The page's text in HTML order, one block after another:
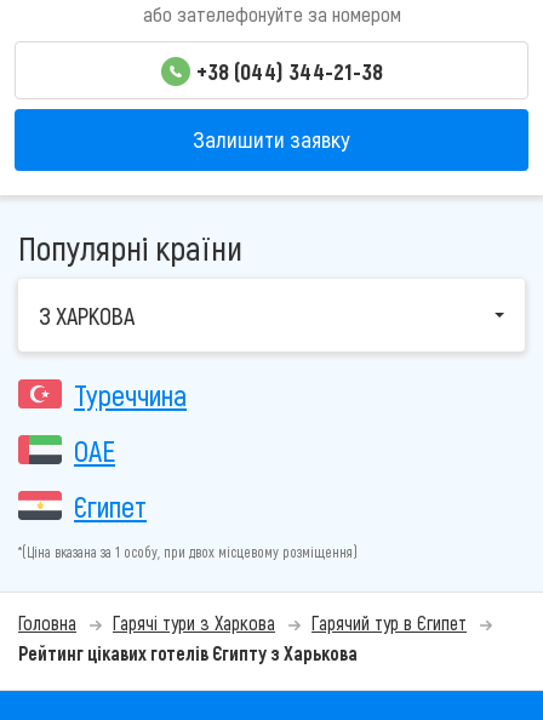
або зателефонуйте за номером
+38 (044) 344-21-38
Залишити заявку
Популярні країни
З ХАРКОВА
Туреччина
ОАЕ
Єгипет
*(Ціна вказана за 1 особу, при двох місцевому розміщення)
Головна Гарячі тури з Харкова
Гарячий тур в Єгипет
Рейтинг цікавих готелів Єгипту з Харькова